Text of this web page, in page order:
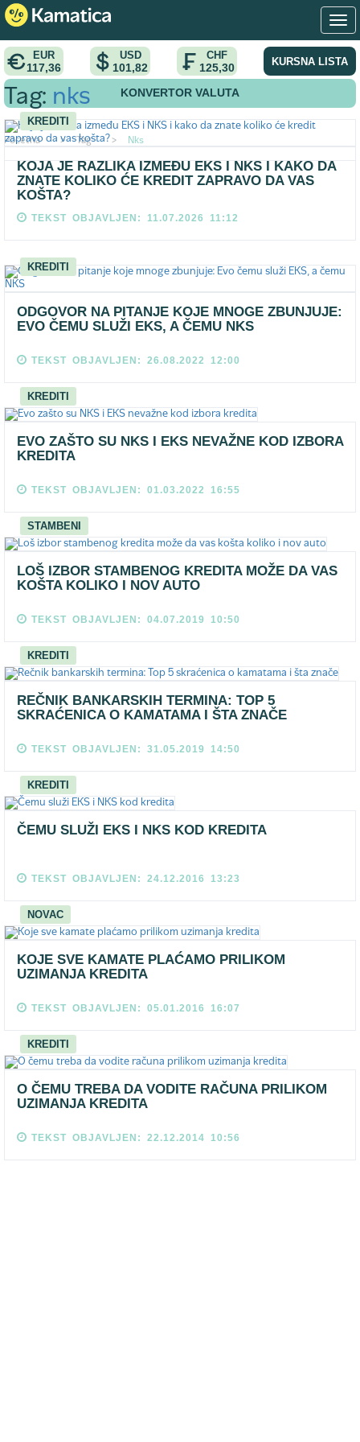
EUR
117,36
USD
101,82
CHF
125,30 KURSNA LISTA
KONVERTOR VALUTA
Pocetna > Tag > Nks
Tag: nks
KREDITI
KOJA JE RAZLIKA IZMEĐU EKS I NKS I KAKO DA
ZNATE KOLIKO ĆE KREDIT ZAPRAVO DA VAS
KOŠTA?
TEKST OBJAVLJEN: 11.07.2026 11:12
KREDITI
ODGOVOR NA PITANJE KOJE MNOGE ZBUNJUJE:
EVO ČEMU SLUŽI EKS, A ČEMU NKS
TEKST OBJAVLJEN: 26.08.2022 12:00
KREDITI
EVO ZAŠTO SU NKS I EKS NEVAŽNE KOD IZBORA
KREDITA
TEKST OBJAVLJEN: 01.03.2022 16:55
STAMBENI
LOŠ IZBOR STAMBENOG KREDITA MOŽE DA VAS
KOŠTA KOLIKO I NOV AUTO
TEKST OBJAVLJEN: 04.07.2019 10:50
KREDITI
REČNIK BANKARSKIH TERMINA: TOP 5
SKRAĆENICA O KAMATAMA I ŠTA ZNAČE
TEKST OBJAVLJEN: 31.05.2019 14:50
KREDITI
ČEMU SLUŽI EKS I NKS KOD KREDITA
TEKST OBJAVLJEN: 24.12.2016 13:23
NOVAC
KOJE SVE KAMATE PLAĆAMO PRILIKOM
UZIMANJA KREDITA
TEKST OBJAVLJEN: 05.01.2016 16:07
KREDITI
O ČEMU TREBA DA VODITE RAČUNA PRILIKOM
UZIMANJA KREDITA
TEKST OBJAVLJEN: 22.12.2014 10:56